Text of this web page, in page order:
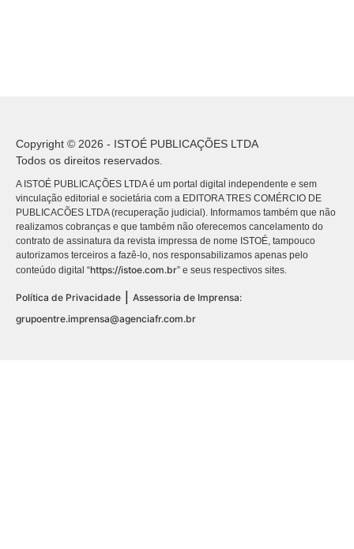
Copyright © 2026 - ISTOÉ PUBLICAÇÕES LTDA
Todos os direitos reservados.
A ISTOÉ PUBLICAÇÕES LTDA é um portal digital independente e sem
vinculação editorial e societária com a EDITORA TRES COMÉRCIO DE
PUBLICACÕES LTDA (recuperação judicial). Informamos também que não
realizamos cobranças e que também não oferecemos cancelamento do
contrato de assinatura da revista impressa de nome ISTOÉ, tampouco
autorizamos terceiros a fazê-lo, nos responsabilizamos apenas pelo
conteúdo digital “https://istoe.com.br” e seus respectivos sites.
Política de Privacidade
Assessoria de Imprensa:
grupoentre.imprensa@agenciafr.com.br